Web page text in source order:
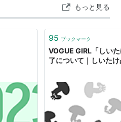
もっと見る
95 ブックマーク
VOGUE GIRL「しい
了について｜しいた